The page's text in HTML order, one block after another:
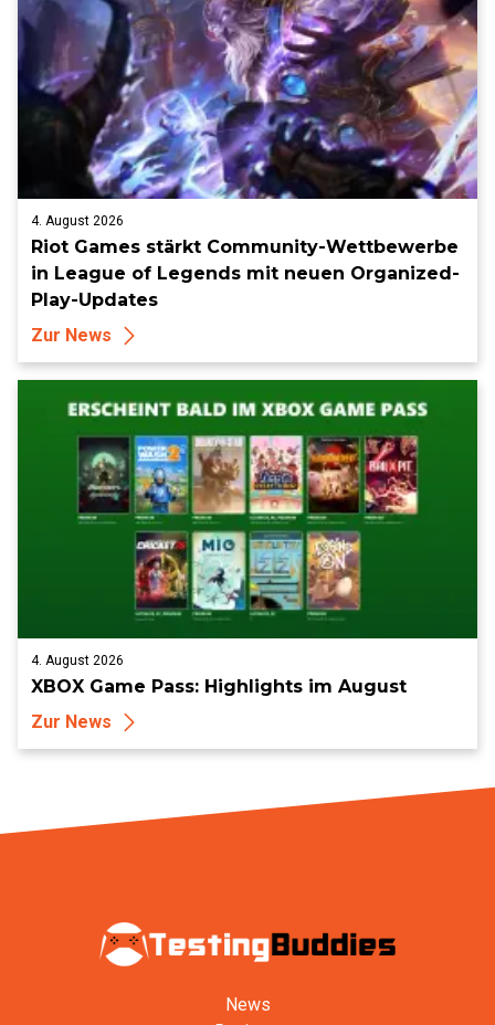
4. August 2026
Riot Games stärkt Community-Wettbewerbe
in League of Legends mit neuen Organized-
Play-Updates
Zur News
4. August 2026
XBOX Game Pass: Highlights im August
Zur News
News